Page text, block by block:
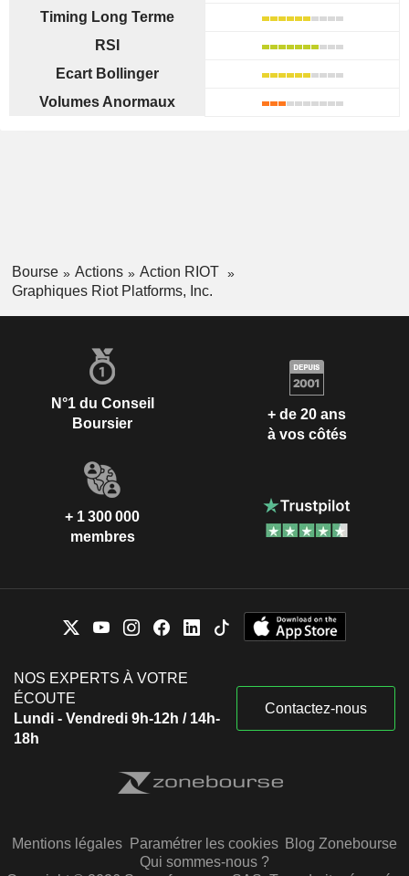
Timing Long Terme
RSI
Ecart Bollinger
Volumes Anormaux
Bourse Actions
Action RIOT
Graphiques Riot Platforms, Inc.
N°1 du Conseil
Boursier
+ de 20 ans
à vos côtés
+ 1 300 000
membres
NOS EXPERTS À VOTRE
ÉCOUTE
Lundi - Vendredi 9h-12h / 14h-
18h
Contactez-nous
Mentions légales Paramétrer les cookies Blog Zonebourse
Qui sommes-nous ?